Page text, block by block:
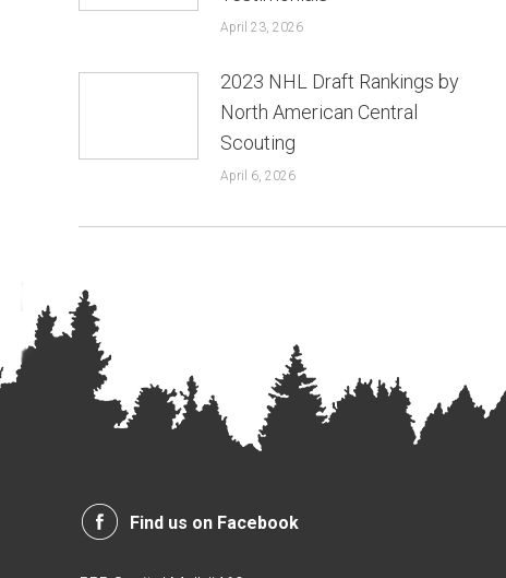
April 23, 2026
2023 NHL Draft Rankings by
North American Central
Scouting
April 6, 2026
Find us on Facebook